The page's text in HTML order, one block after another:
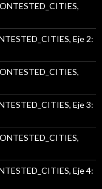
Eje 2:
Eje 3:
Eje 4: